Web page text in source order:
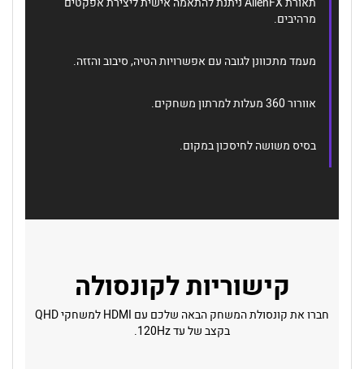
מרהיבים.
מעמד מתכוונן לגובה עם אפשרויות הטיה, סיבוב והזזה.
אוורור 360 מעלות למרתון משחקים.
בסיס משושה לחיסכון במקום.
קישוריות לקונסולה
חברו את קונסולת המשחק הבאה שלכם עם HDMI למשחקי QHD
בקצב של עד 120Hz.